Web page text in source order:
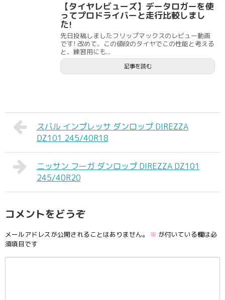
【タイヤレビューズ】データロガーを使
ってプロドライバーと走行比較しまし
た!
先日投稿しましたフリップマックスのレビュー動画
です! 改めて、この値段のタイヤでこの性能と考える
と、練習用にも...
記事を読む
スバル インプレッサ ダンロップ DIREZZA
DZ101 245/40R18
ニッサン フーガ ダンロップ DIREZZA DZ101
245/40R20
コメントをどうぞ
メールアドレスが公開されることはありません。 ※ が付いている欄は必
須項目です